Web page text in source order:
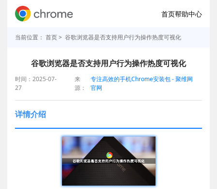
首页帮助中心
当前位置： 首页> 谷歌浏览器是否支持用户行为操作热度可视化
谷歌浏览器是否支持用户行为操作热度可视化
时间：2025-07-
27
来
源：
专注高效的手机Chrome安装包 - 聚维网
官网
详情介绍